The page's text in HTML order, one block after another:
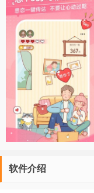
软件介绍